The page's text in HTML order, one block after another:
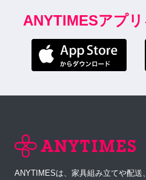
ANYTIMESアプ
ANYTIMESは、家具組み立てや配送